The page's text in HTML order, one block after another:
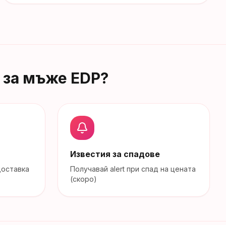
мъже EDP?
Известия за спадове
Получавай alert при спад на цената
(скоро)